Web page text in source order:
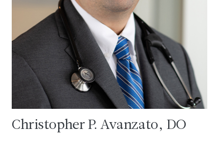
Christopher P. Avanzato, DO